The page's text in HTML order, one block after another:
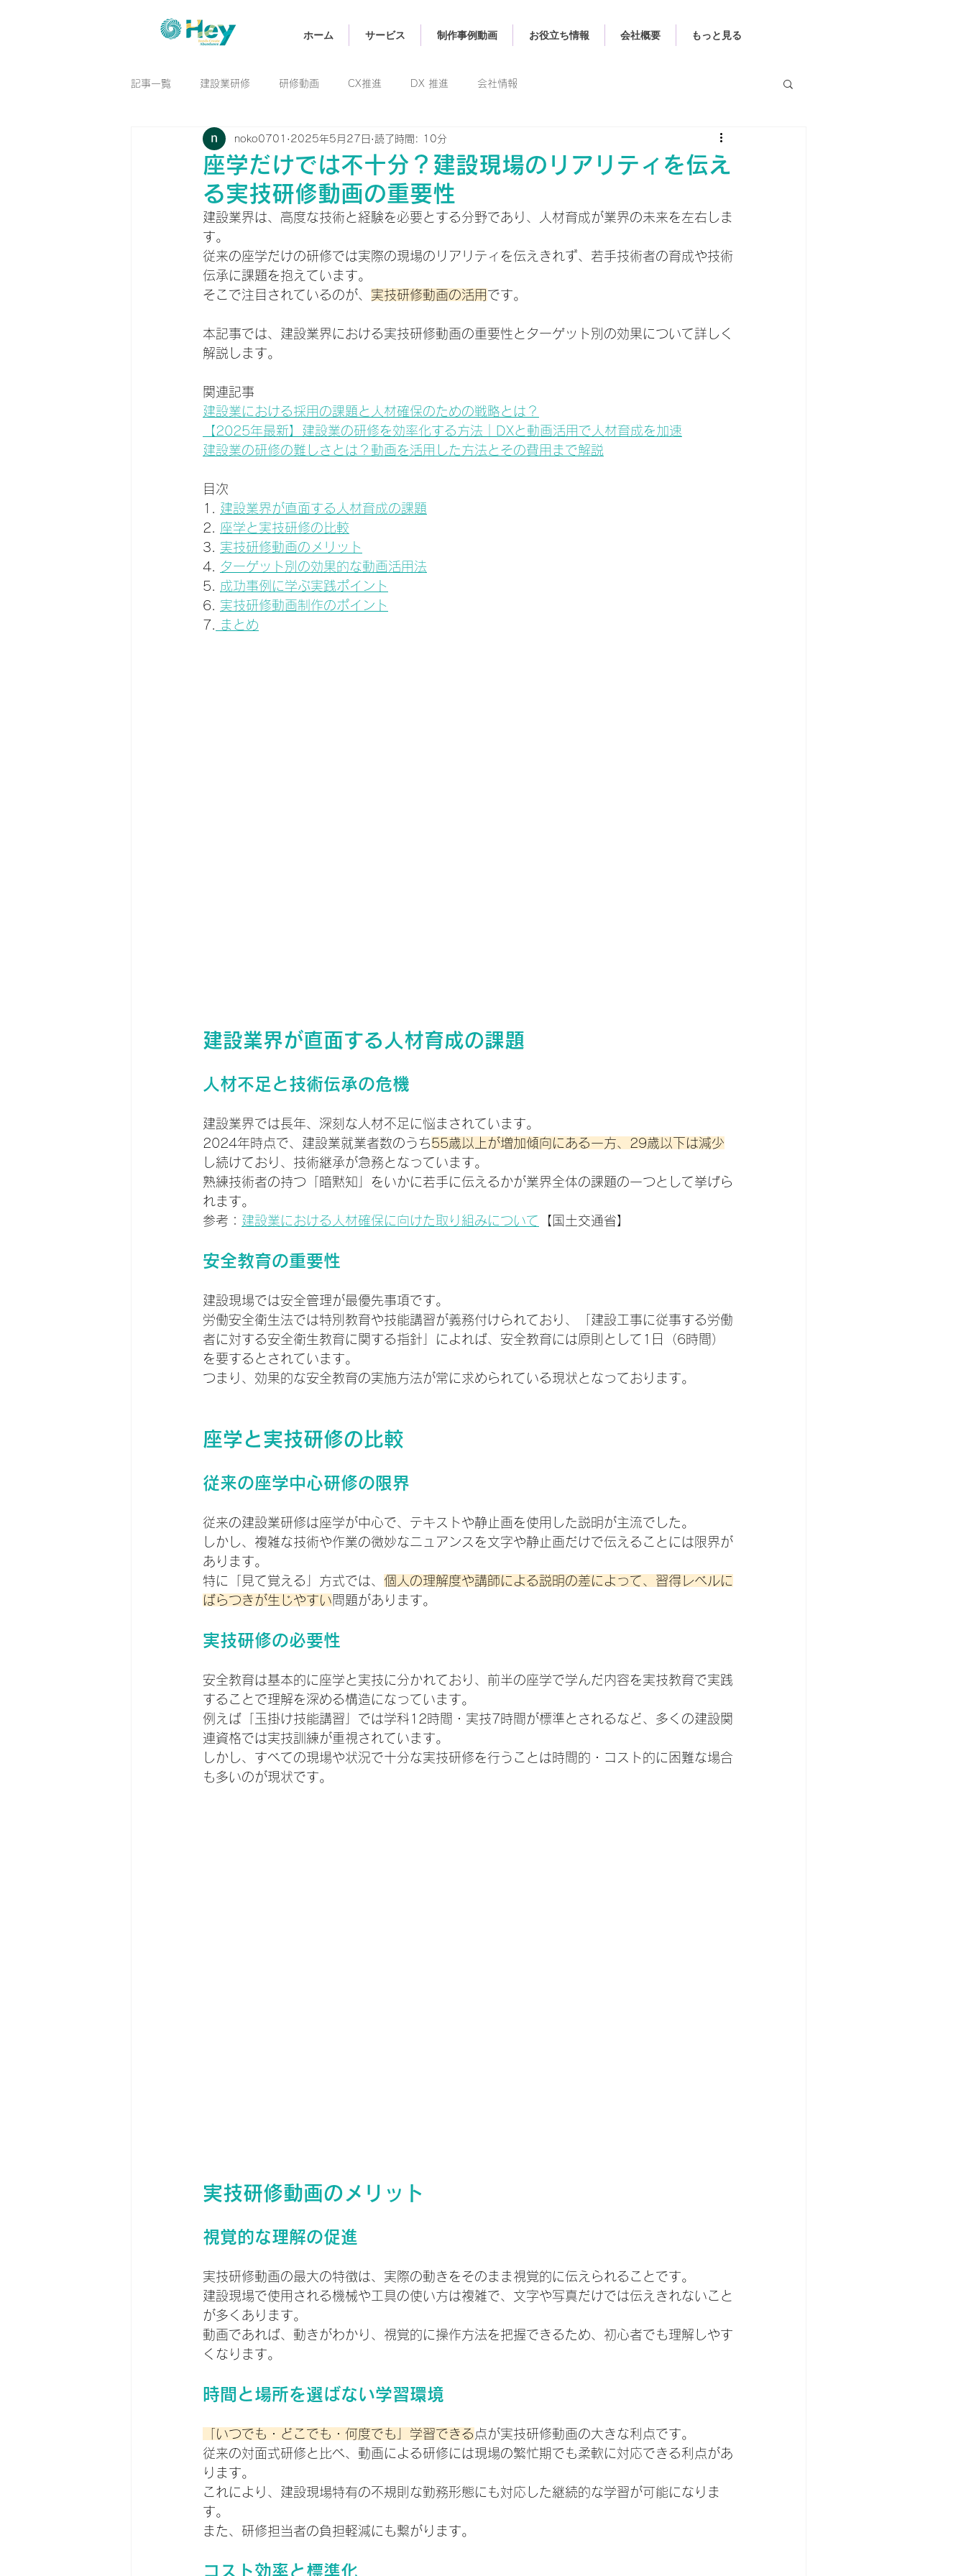
ホーム サービス 制作事例動画 お役立ち情報 会社概要 もっと見る
記事一覧 建設業研修 研修動画 CX推進 DX 推進 会社情報
座学だけでは不十分？建設現場のリアリティを伝え
る実技研修動画の重要性
noko0701 2025年5月27日 読了時間: 10分
建設業界は、高度な技術と経験を必要とする分野であり、人材育成が業界の未来を左右しま
す。
従来の座学だけの研修では実際の現場のリアリティを伝えきれず、若手技術者の育成や技術
伝承に課題を抱えています。
そこで注目されているのが、 実技研修動画の活用です。
本記事では、建設業界における実技研修動画の重要性とターゲット別の効果について詳しく
解説します。
関連記事
建設業における採用の課題と人材確保のための戦略とは？
【2025年最新】建設業の研修を効率化する方法｜DXと動画活用で人材育成を加速
建設業の研修の難しさとは？動画を活用した方法とその費用まで解説
目次
1.
建設業界が直面する人材育成の課題
2.
座学と実技研修の比較
3. 実技研修動画のメリット
4.
ターゲット別の効果的な動画活用法
5.
成功事例に学ぶ実践ポイント
6. 実技研修動画制作のポイント
7.
まとめ
建設業界が直面する人材育成の課題
人材不足と技術伝承の危機
建設業界では長年、深刻な人材不足に悩まされています。
2024年時点で、建設業就業者数のうち55歳以上が増加傾向にある一方、29歳以下は減少
し続けており、技術継承が急務となっています。
熟練技術者の持つ「暗黙知」をいかに若手に伝えるかが業界全体の課題の一つとして挙げら
れます。
参考： 建設業における人材確保に向けた取り組みについて 【国土交通省】
安全教育の重要性
建設現場では安全管理が最優先事項です。
労働安全衛生法では特別教育や技能講習が義務付けられており、「建設工事に従事する労働
者に対する安全衛生教育に関する指針」によれば、安全教育には原則として1日（6時間）
を要するとされています。
つまり、効果的な安全教育の実施方法が常に求められている現状となっております。
座学と実技研修の比較
従来の座学中心研修の限界
従来の建設業研修は座学が中心で、テキストや静止画を使用した説明が主流でした。
しかし、複雑な技術や作業の微妙なニュアンスを文字や静止画だけで伝えることには限界が
あります。
特に「見て覚える」方式では、 個人の理解度や講師による説明の差によって、習得レベルに
ばらつきが生じやすい問題があります。
実技研修の必要性
安全教育は基本的に座学と実技に分かれており、前半の座学で学んだ内容を実技教育で実践
することで理解を深める構造になっています。
例えば「玉掛け技能講習」では学科12時間・実技7時間が標準とされるなど、多くの建設関
連資格では実技訓練が重視されています。
しかし、すべての現場や状況で十分な実技研修を行うことは時間的・コスト的に困難な場合
も多いのが現状です。
実技研修動画のメリット
視覚的な理解の促進
実技研修動画の最大の特徴は、実際の動きをそのまま視覚的に伝えられることです。
建設現場で使用される機械や工具の使い方は複雑で、文字や写真だけでは伝えきれないこと
が多くあります。
動画であれば、動きがわかり、視覚的に操作方法を把握できるため、初心者でも理解しやす
くなります。
時間と場所を選ばない学習環境
「いつでも・どこでも・何度でも」学習できる 点が実技研修動画の大きな利点です。
従来の対面式研修と比べ、動画による研修には現場の繁忙期でも柔軟に対応できる利点があ
ります。
これにより、建設現場特有の不規則な勤務形態にも対応した継続的な学習が可能になりま
す。
また、研修担当者の負担軽減にも繋がります。
コスト効率と標準化